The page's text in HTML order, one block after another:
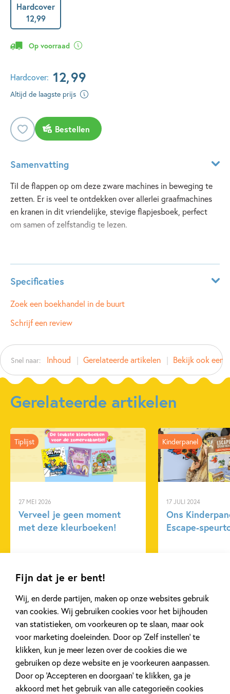
Fijn dat je er bent!
Wij, en derde partijen, maken op onze websites gebruik
van cookies. Wij gebruiken cookies voor het bijhouden
van statistieken, om voorkeuren op te slaan, maar ook
voor marketing doeleinden. Door op ‘Zelf instellen’ te
klikken, kun je meer lezen over de cookies die we
gebruiken op deze website en je voorkeuren aanpassen.
Door op ‘Accepteren en doorgaan’ te klikken, ga je
akkoord met het gebruik van alle categorieën cookies
Hardcover
12,99
Op voorraad
Hardcover: 12,99
Altijd de laagste prijs
Bestellen
Samenvatting
Til de flappen op om deze zware machines in beweging te
zetten. Er is veel te ontdekken over allerlei graafmachines
en kranen in dit vriendelijke, stevige flapjesboek, perfect
om samen of zelfstandig te lezen.
Specificaties
ISBN: 9781836066170
NUR:
Auteur(s):
Prijs: 12
99
Aantal pagina's: 14
Uitgever:
Usborne Publishers
Verschijningsdatum:
07-10-2025
Kenmerken van dit boek
Non-fictie Voertuigen
Zoek een boekhandel in de buurt
Schrijf een review
Snel naar: Inhoud Gerelateerde artikelen Bekijk ook eens
Gerelateerde artikelen
27 MEI 2026
Verveel je geen moment
met deze kleurboeken!
Tiplijst
17 JULI 2024
Ons
Escape-
Kinderpanel
Bekijk alle artikelen
Bekijk ook eens